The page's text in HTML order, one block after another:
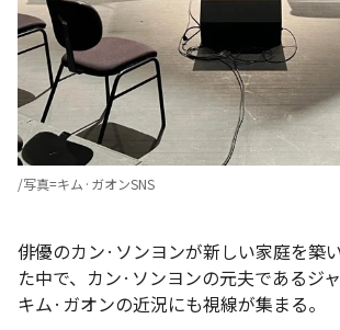
/写真=キム·ガオンSNS
俳優のカン·ソンヨンが新しい家庭を築
た中で、カン·ソンヨンの元夫であるジ
キム·ガオンの近況にも視線が集まる。